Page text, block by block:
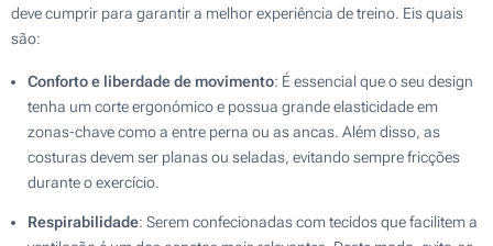
deve cumprir para garantir a melhor experiência de treino. Eis quais
são:
Conforto e liberdade de movimento: É essencial que o seu design
tenha um corte ergonómico e possua grande elasticidade em
zonas-chave como a entre perna ou as ancas. Além disso, as
costuras devem ser planas ou seladas, evitando sempre fricções
durante o exercício.
Respirabilidade: Serem confecionadas com tecidos que facilitem a